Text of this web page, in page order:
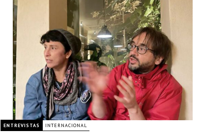
ENTREVISTAS INTERNACIONAL